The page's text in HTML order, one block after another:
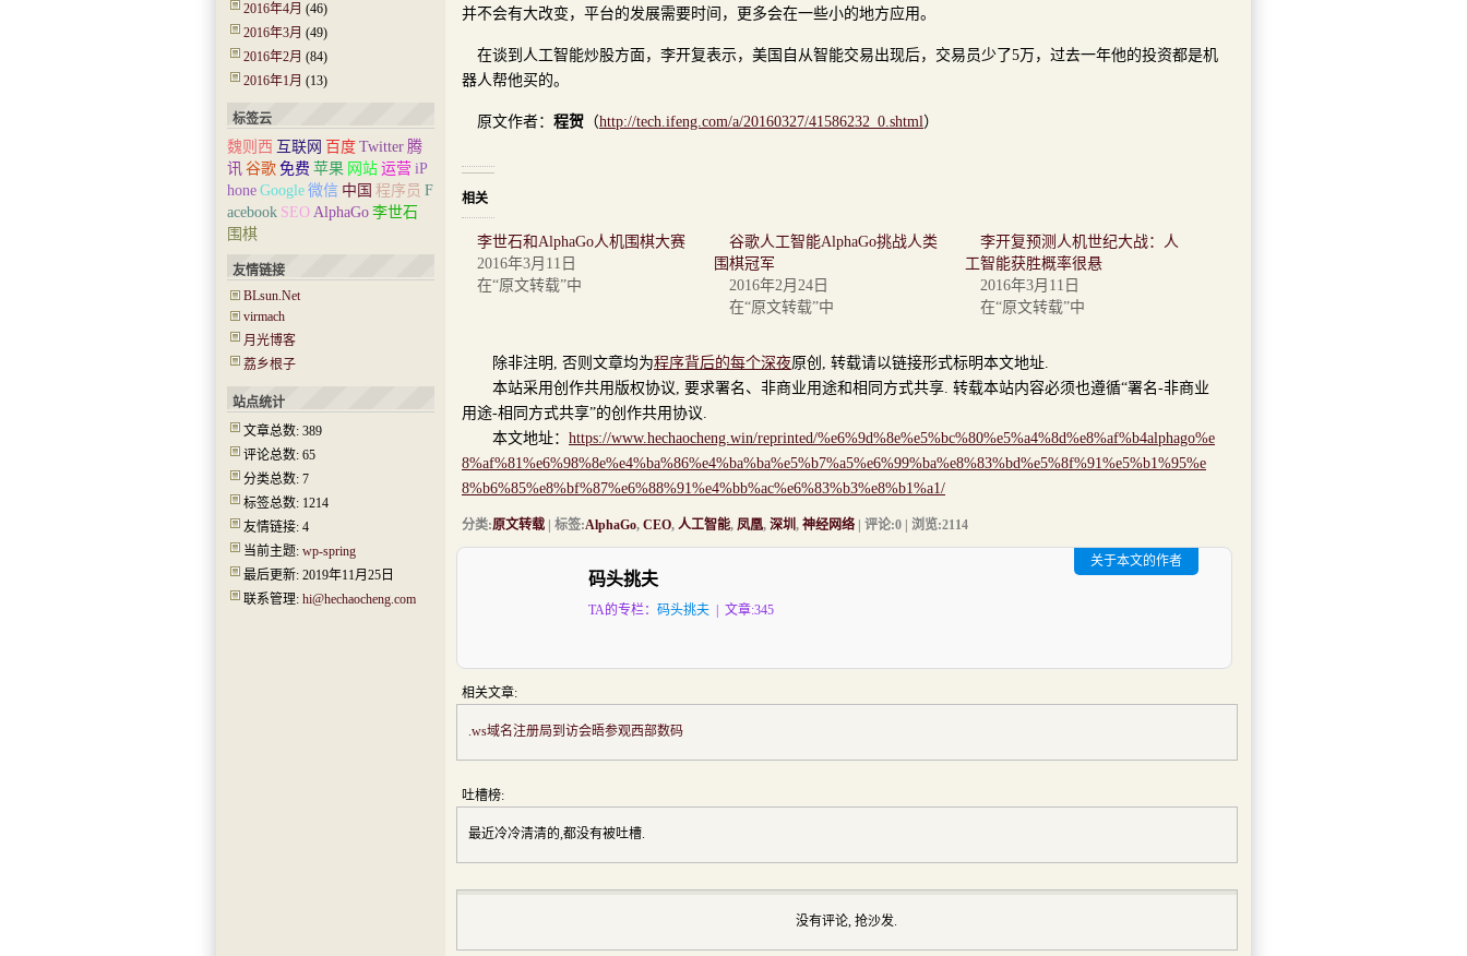
并不会有大改变，平台的发展需要时间，更多会在一些小的地方应用。
在谈到人工智能炒股方面，李开复表示，美国自从智能交易出现后，交易员少了5万，过去一年他的投资都是机
器人帮他买的。
原文作者： 程贺 （http://tech.ifeng.com/a/20160327/41586232_0.shtml）
相关
李世石和AlphaGo人机围棋大赛
2016年3月11日
在“原文转载”中
谷歌人工智能AlphaGo挑战人类
围棋冠军
2016年2月24日
在“原文转载”中
李开复预测人机世纪大战：人
工智能获胜概率很悬
2016年3月11日
在“原文转载”中
除非注明, 否则文章均为程序背后的每个深夜原创, 转载请以链接形式标明本文地址.
本站采用创作共用版权协议, 要求署名、非商业用途和相同方式共享. 转载本站内容必须也遵循“署名-非商业
用途-相同方式共享”的创作共用协议.
本文地址： https://www.hechaocheng.win/reprinted/%e6%9d%8e%e5%bc%80%e5%a4%8d%e8%af%b4alphago%e
8%af%81%e6%98%8e%e4%ba%86%e4%ba%ba%e5%b7%a5%e6%99%ba%e8%83%bd%e5%8f%91%e5%b1%95%e
8%b6%85%e8%bf%87%e6%88%91%e4%bb%ac%e6%83%b3%e8%b1%a1/
分类:原文转载 | 标签:AlphaGo, CEO, 人工智能, 凤凰, 深圳 , 神经网络 | 评论:0 | 浏览:2114
码头挑夫
TA的专栏： 码头挑夫 | 文章:345
关于本文的作者
相关文章:
.ws域名注册局到访会晤参观西部数码
吐槽榜:
最近冷冷清清的,都没有被吐槽.
没有评论, 抢沙发.
2016年4月 (46)
2016年3月 (49)
2016年2月 (84)
2016年1月 (13)
标签云
魏则西 互联网 百度 Twitter 腾
讯 谷歌 免费 苹果 网站 运营 iP
hone Google 微信 中国 程序员 F
acebook SEO AlphaGo 李世石
围棋
友情链接
BLsun.Net
virmach
月光博客
荔乡根子
站点统计
文章总数: 389
评论总数: 65
分类总数: 7
标签总数: 1214
友情链接: 4
当前主题: wp-spring
最后更新: 2019年11月25日
联系管理: hi@hechaocheng.com